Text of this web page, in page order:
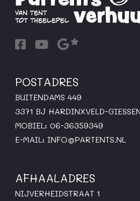
POSTADRES
BUITENDAMS 449
3371 BJ HARDINXVELD-
MOBIEL: 06-36359349
E-MAIL: INFO@PARTENTS.NL
AFHAALADRES
NIJVERHEIDSTRAAT 1